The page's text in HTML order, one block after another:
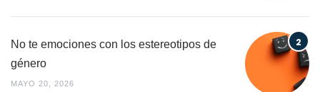
No te emociones con los estereotipos de
género
MAYO 20, 2026